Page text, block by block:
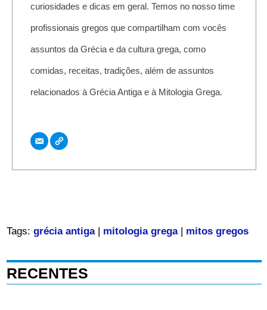
curiosidades e dicas em geral. Temos no nosso time
profissionais gregos que compartilham com vocês
assuntos da Grécia e da cultura grega, como
comidas, receitas, tradições, além de assuntos
relacionados à Grécia Antiga e à Mitologia Grega.
Tags: grécia antiga| mitologia grega| mitos gregos
RECENTES